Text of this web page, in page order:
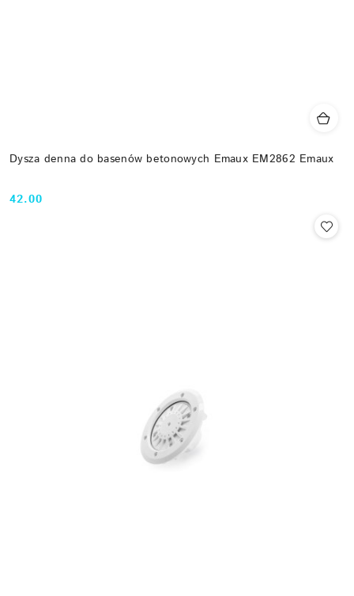
Dysza denna do basenów betonowych Emaux EM2862 Emaux
Cena:
42.00